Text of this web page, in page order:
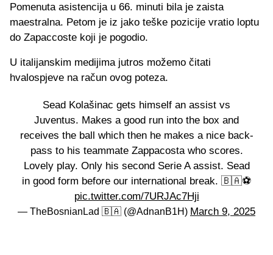
Pomenuta asistencija u 66. minuti bila je zaista
maestralna. Petom je iz jako teške pozicije vratio loptu
do Zapaccoste koji je pogodio.
U italijanskim medijima jutros možemo čitati
hvalospjeve na račun ovog poteza.
Sead Kolašinac gets himself an assist vs
Juventus. Makes a good run into the box and
receives the ball which then he makes a nice back-
pass to his teammate Zappacosta who scores.
Lovely play. Only his second Serie A assist. Sead
in good form before our international break. 🇧🇦⚽️
pic.twitter.com/7URJAc7Hji
— TheBosnianLad 🇧🇦 (@AdnanB1H) March 9, 2025